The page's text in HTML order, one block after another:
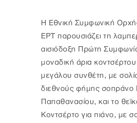
Η Εθνική Συμφωνική
ΕΡΤ παρουσιάζει τη
αισιόδοξη Πρώτη
μοναδική άρια
μεγάλου συνθέτη, με
διεθνούς φήμης
Παπαθανασίου, και το
Κοντσέρτο για πιάνο, με